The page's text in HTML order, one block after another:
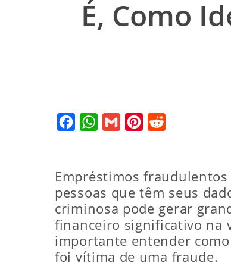
É, Como
Empréstimos
pessoas que têm seus
criminosa pode gerar
financeiro significativo na
importante entender
foi vítima de uma fraude.